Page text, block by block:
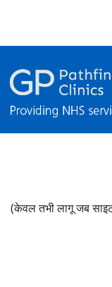
(केवल तभी लागू जब